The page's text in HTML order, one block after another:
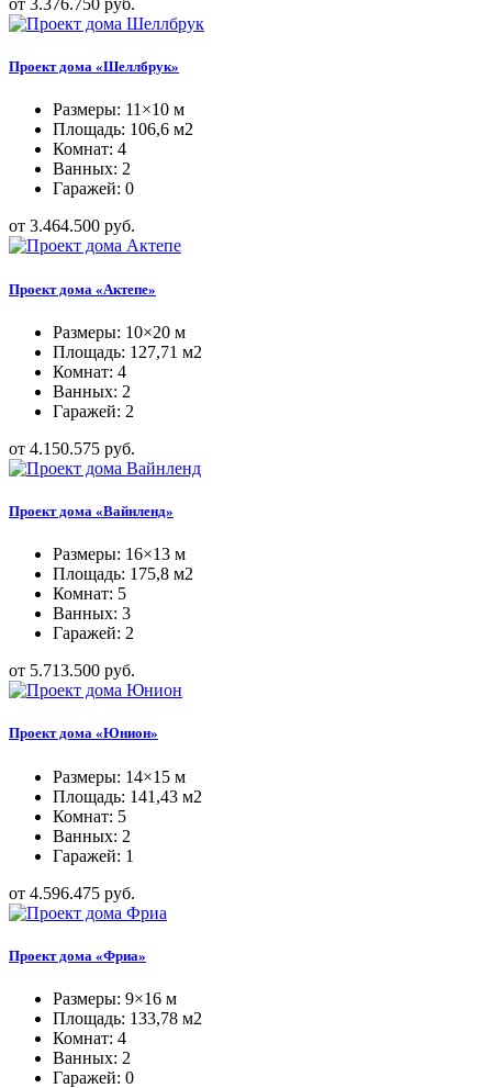
от 3.376.750 руб.
Проект дома «Шеллбрук»
Размеры: 11×10 м
Площадь: 106,6 м2
Комнат: 4
Ванных: 2
Гаражей: 0
от 3.464.500 руб.
Проект дома «Актепе»
Размеры: 10×20 м
Площадь: 127,71 м2
Комнат: 4
Ванных: 2
Гаражей: 2
от 4.150.575 руб.
Проект дома «Вайнленд»
Размеры: 16×13 м
Площадь: 175,8 м2
Комнат: 5
Ванных: 3
Гаражей: 2
от 5.713.500 руб.
Проект дома «Юнион»
Размеры: 14×15 м
Площадь: 141,43 м2
Комнат: 5
Ванных: 2
Гаражей: 1
от 4.596.475 руб.
Проект дома «Фриа»
Размеры: 9×16 м
Площадь: 133,78 м2
Комнат: 4
Ванных: 2
Гаражей: 0